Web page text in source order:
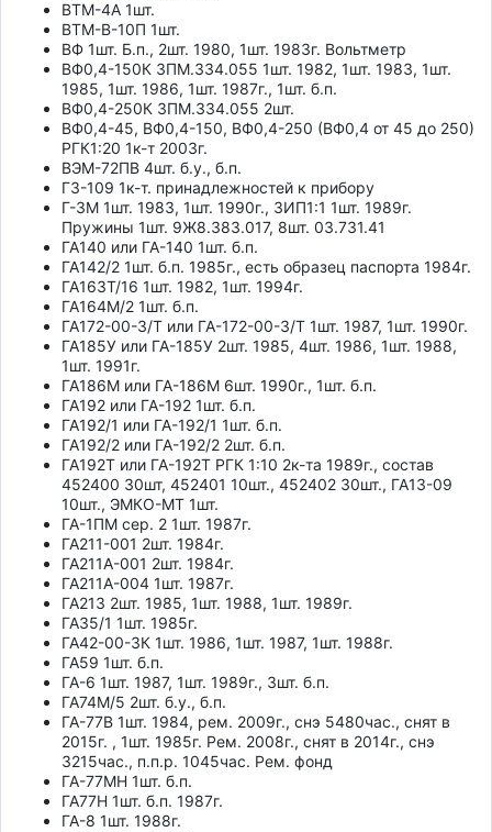
ВТМ-4А 1шт.
ВТМ-В-10П 1шт.
ВФ 1шт. Б.п., 2шт. 1980, 1шт. 1983г. Вольтметр
ВФ0,4-150К ЗПМ.334.055 1шт. 1982, 1шт. 1983, 1шт.
1985, 1шт. 1986, 1шт. 1987г., 1шт. б.п.
ВФ0,4-250К ЗПМ.334.055 2шт.
ВФ0,4-45, ВФ0,4-150, ВФ0,4-250 (ВФ0,4 от 45 до 250)
РГК1:20 1к-т 2003г.
ВЭМ-72ПВ 4шт. б.у., б.п.
Г3-109 1к-т. принадлежностей к прибору
Г-3М 1шт. 1983, 1шт. 1990г., ЗИП1:1 1шт. 1989г.
Пружины 1шт. 9Ж8.383.017, 8шт. 03.731.41
ГА140 или ГА-140 1шт. б.п.
ГА142/2 1шт. б.п. 1985г., есть образец паспорта 1984г.
ГА163Т/16 1шт. 1982, 1шт. 1994г.
ГА164М/2 1шт. б.п.
ГА172-00-3/Т или ГА-172-00-3/Т 1шт. 1987, 1шт. 1990г.
ГА185У или ГА-185У 2шт. 1985, 4шт. 1986, 1шт. 1988,
1шт. 1991г.
ГА186М или ГА-186М 6шт. 1990г., 1шт. б.п.
ГА192 или ГА-192 1шт. б.п.
ГА192/1 или ГА-192/1 1шт. б.п.
ГА192/2 или ГА-192/2 2шт. б.п.
ГА192Т или ГА-192Т РГК 1:10 2к-та 1989г., состав
452400 30шт, 452401 10шт., 452402 30шт., ГА13-09
10шт., ЭМКО-МТ 1шт.
ГА-1ПМ сер. 2 1шт. 1987г.
ГА211-001 2шт. 1984г.
ГА211А-001 2шт. 1984г.
ГА211А-004 1шт. 1987г.
ГА213 2шт. 1985, 1шт. 1988, 1шт. 1989г.
ГА35/1 1шт. 1985г.
ГА42-00-3К 1шт. 1986, 1шт. 1987, 1шт. 1988г.
ГА59 1шт. б.п.
ГА-6 1шт. 1987, 1шт. 1989г., 3шт. б.п.
ГА74М/5 2шт. б.у., б.п.
ГА-77В 1шт. 1984, рем. 2009г., снэ 5480час., снят в
2015г. , 1шт. 1985г. Рем. 2008г., снят в 2014г., снэ
3215час., п.п.р. 1045час. Рем. фонд
ГА-77МН 1шт. б.п.
ГА77Н 1шт. б.п. 1987г.
ГА-8 1шт. 1988г.